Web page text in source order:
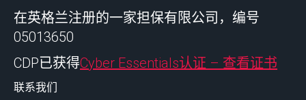
在英格兰注册的一家担保有限公司，编号
05013650
CDP已获得Cyber Essentials认证 – 查看证书
联系我们